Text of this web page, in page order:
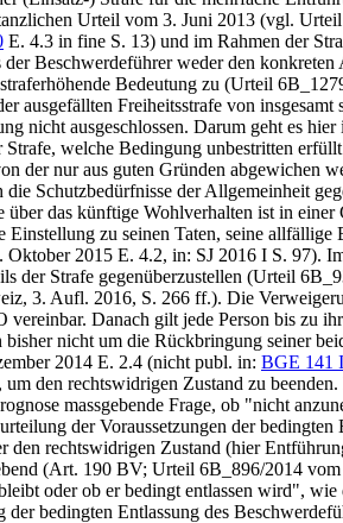
Urteil vom 3. Juni 2013 (vgl.
E. 4.3 in fine S. 13) und im Rahmen der
Beschwerdeführer weder den
Bedeutung zu (Urteil
ausgefällten Freiheitsstrafe von insgesamt
nicht ausgeschlossen. Darum geht es
welche Bedingung unbestritten
der nur aus guten Gründen abgewichen
Schutzbedürfnisse der Allgemeinheit
das künftige Wohlverhalten ist in
zu seinen Taten, seine
2015 E. 4.2, in: SJ 2016 I S. 97).
der Strafe gegenüberzustellen (Urteil
3. Aufl. 2016, S. 266 ff.). Die
vereinbar. Danach gilt jede Person bis zu
nicht um die Rückbringung seiner
2014 E. 2.4 (nicht publ. in: BGE 141
den rechtswidrigen Zustand zu
massgebende Frage, ob "nicht
der Voraussetzungen der
rechtswidrigen Zustand (hier
(Art. 190 BV; Urteil 6B_896/2014 vom
oder ob er bedingt entlassen wird",
bedingten Entlassung des